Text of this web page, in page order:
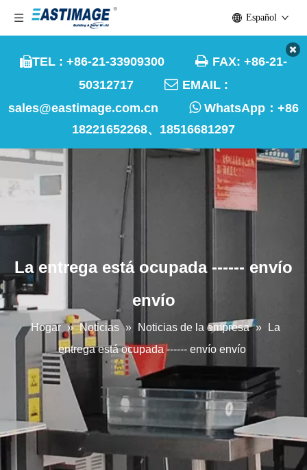
TEL : +86-21-33909300  FAX: +86-21-
50312717  EMAIL :
sales@eastimage.com.cn
WhatsApp： +86
18221652268、18516681297
Español
La entrega está ocupada ------ envío
envío
Hogar » Noticias » Noticias de la empresa »
La
entrega está ocupada ------ envío envío